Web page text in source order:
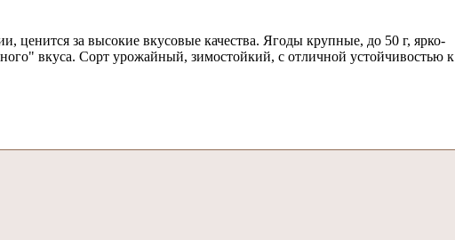
ценится за высокие вкусовые качества. Ягоды крупные, до 50 г, ярко-
вкуса. Сорт урожайный, зимостойкий, с отличной устойчивостью к